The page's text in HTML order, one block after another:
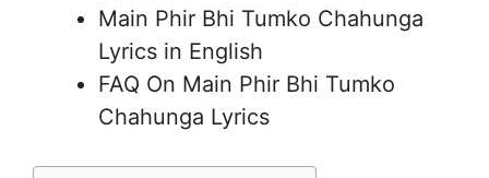
Main Phir Bhi Tumko Chahunga
Lyrics in English
FAQ On Main Phir Bhi Tumko
Chahunga Lyrics